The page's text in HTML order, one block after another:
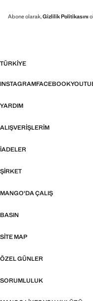
Abone olarak,Gizlilik Politikasını
TÜRKIYE
INSTAGRAMFACEBOOK
YARDIM
ALIŞVERIŞLERIM
İADELER
ŞIRKET
MANGO'DA ÇALIŞ
BASIN
SITE MAP
ÖZEL GÜNLER
SORUMLULUK